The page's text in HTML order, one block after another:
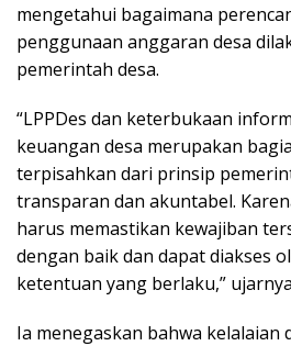
mengetahui bagaimana
penggunaan anggaran desa
pemerintah desa.
“LPPDes dan keterbukaan
keuangan desa merupakan
terpisahkan dari prinsip
transparan dan akuntabel.
harus memastikan kewajiban
dengan baik dan dapat diakses
ketentuan yang berlaku,”
Ia menegaskan bahwa kelalaian